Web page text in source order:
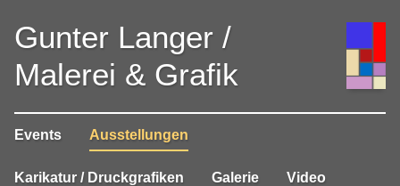
Gunter Langer /
Malerei & Grafik
Events Ausstellungen
Karikatur / Druckgrafiken Galerie Video